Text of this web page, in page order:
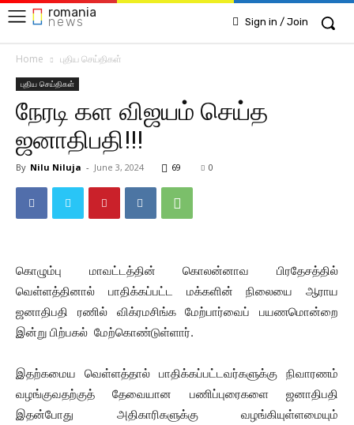
romania
news Sign in / Join
Home புதிய செய்திகள்
புதிய செய்திகள்
நேரடி கள விஜயம் செய்த
ஜனாதிபதி!!!
By Nilu Niluja - June 3, 2024 69 0
கொழும்பு மாவட்டத்தின் கொலன்னாவ பிரதேசத்தில்
வெள்ளத்தினால் பாதிக்கப்பட்ட மக்களின் நிலையை ஆராய
ஜனாதிபதி ரணில் விக்ரமசிங்க மேற்பார்வைப் பயணமொன்றை
இன்று பிற்பகல் மேற்கொண்டுள்ளார்.
இதற்கமைய வெள்ளத்தால் பாதிக்கப்பட்டவர்களுக்கு நிவாரணம்
வழங்குவதற்குத் தேவையான பணிப்புரைகளை ஜனாதிபதி
இதன்போது அதிகாரிகளுக்கு வழங்கியுள்ளமையும்